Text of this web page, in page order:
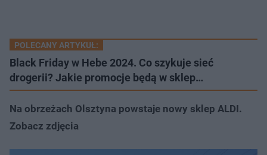
POLECANY ARTYKUŁ:
Black Friday w Hebe 2024. Co szykuje sieć
drogerii? Jakie promocje będą w sklep…
Na obrzeżach Olsztyna powstaje nowy sklep ALDI.
Zobacz zdjęcia